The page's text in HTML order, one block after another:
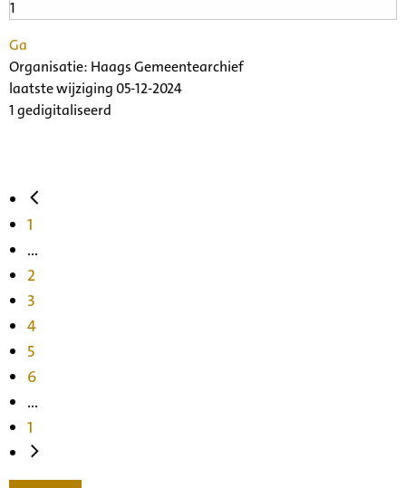
Ga
Organisatie: Haags Gemeentearchief
laatste wijziging 05-12-2024
1 gedigitaliseerd
1
...
2
3
4
5
6
...
1